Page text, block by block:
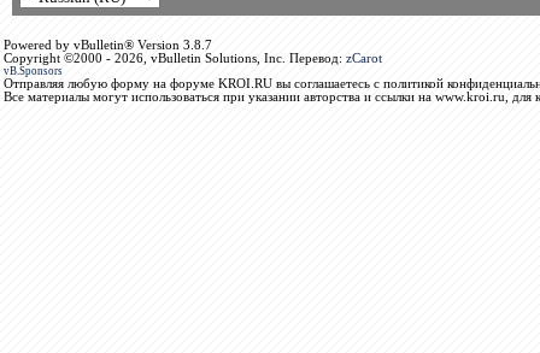
Powered by vBulletin® Version 3.8.7
Copyright ©2000 - 2026, vBulletin Solutions, Inc. Перевод: zCarot
vB.Sponsors
Отправляя любую форму на форуме KROI.RU вы соглашаетесь с политикой
Все материалы могут использоваться при указании авторства и ссылки на www.kroi.ru, для